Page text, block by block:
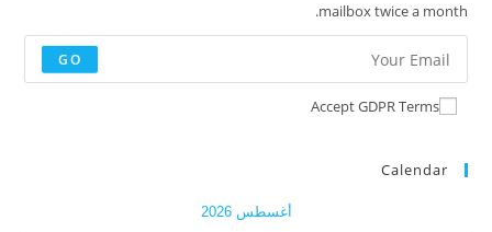
mailbox twice a month.
GO
Accept GDPR Terms
Calendar
أغسطس 2026